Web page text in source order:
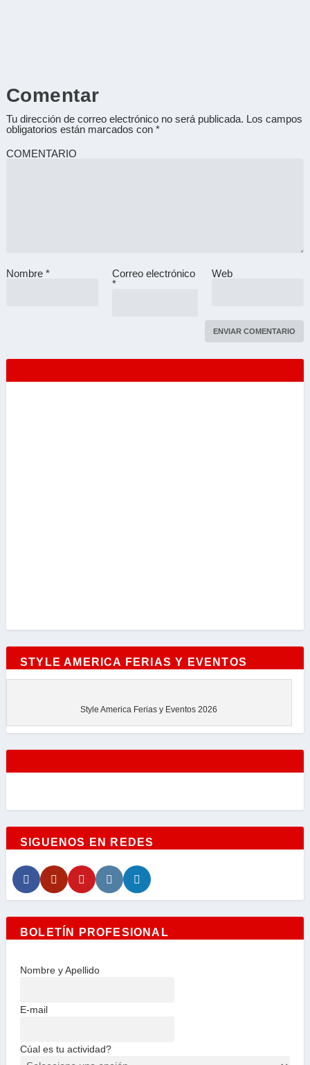
Comentar
Tu dirección de correo electrónico no será publicada. Los campos
obligatorios están marcados con *
COMENTARIO
Nombre *
Correo electrónico
*
Web
STYLE AMERICA FERIAS Y EVENTOS
Style America Ferias y Eventos 2026
SIGUENOS EN REDES
BOLETÍN PROFESIONAL
Nombre y Apellido
E-mail
Cúal es tu actividad?